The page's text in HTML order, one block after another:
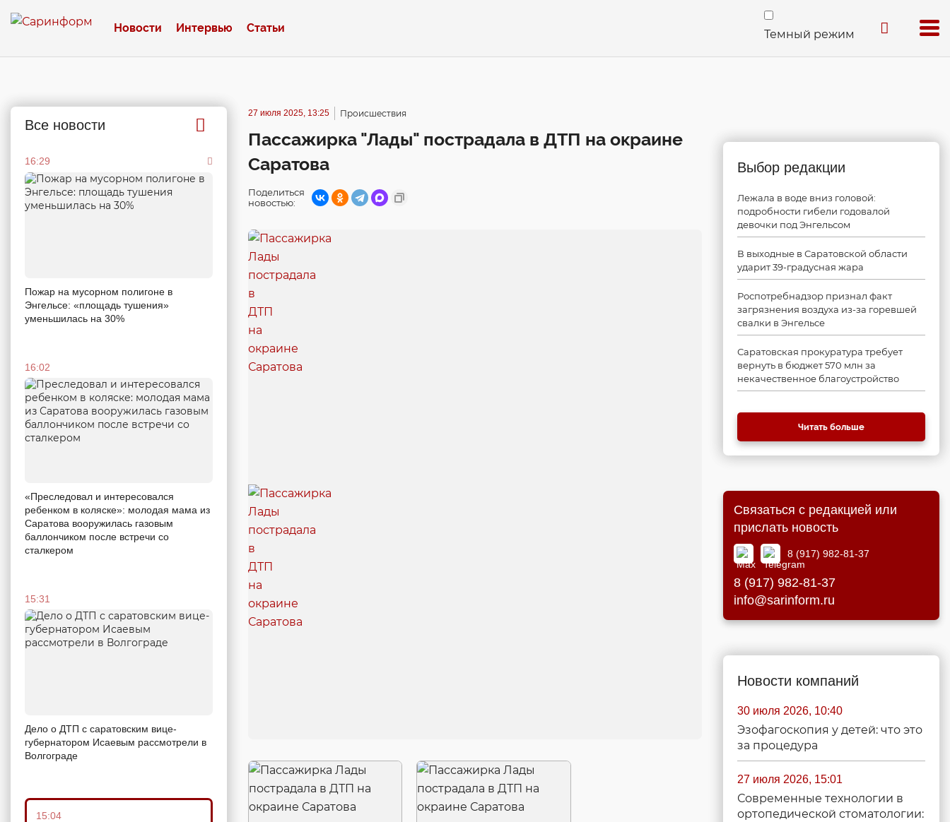
Новости Интервью Статьи Темный режим
Все новости
16:29
Пожар на мусорном полигоне в
Энгельсе: «площадь тушения»
уменьшилась на 30%
16:02
«Преследовал и интересовался
ребенком в коляске»: молодая мама из
Саратова вооружилась газовым
баллончиком после встречи со
сталкером
15:31
Дело о ДТП с саратовским вице-
губернатором Исаевым рассмотрели в
Волгограде
15:04
27 июля 2025, 13:25 Происшествия
Пассажирка "Лады" пострадала в ДТП на окраине
Саратова
Поделиться
новостью:
Выбор редакции
Лежала в воде вниз головой:
подробности гибели годовалой
девочки под Энгельсом
В выходные в Саратовской области
ударит 39-градусная жара
Роспотребнадзор признал факт
загрязнения воздуха из-за горевшей
свалки в Энгельсе
Саратовская прокуратура требует
вернуть в бюджет 570 млн за
некачественное благоустройство
Читать больше
Связаться с редакцией или
прислать новость
8 (917) 982-81-37
8 (917) 982-81-37
info@sarinform.ru
Новости компаний
30 июля 2026, 10:40
Эзофагоскопия у детей: что это
за процедура
27 июля 2026, 15:01
Современные технологии в
ортопедической стоматологии: